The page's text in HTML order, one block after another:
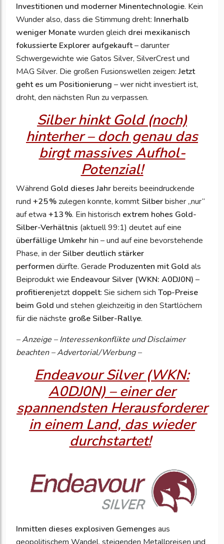
Investitionen und moderner Minentechnologie. Kein
Wunder also, dass die Stimmung dreht: Innerhalb
weniger Monatewurden gleich drei mexikanisch
fokussierte Explorer aufgekauft– darunter
Schwergewichte wie Gatos Silver, SilverCrest und
MAG Silver. Die großen Fusionswellen zeigen:Jetzt
geht es um Positionierung – wer nicht investiert ist,
droht, den nächsten Run zu verpassen.
Silber hinkt Gold (noch)
hinterher – doch genau das
birgt massives Aufhol-
Potenzial!
Während Gold dieses Jahrbereits beeindruckende
rund +25 %zulegen konnte, kommt Silberbisher „nur“
auf etwa +13 %. Ein historisch extrem hohes Gold-
Silber-Verhältnis (aktuell 99:1) deutet auf eine
überfällige Umkehrhin – und auf eine bevorstehende
Phase, in der Silber deutlich stärker
performen dürfte. Gerade Produzenten mit Gold als
Beiprodukt wie Endeavour Silver (WKN: A0DJ0N) –
profitierenjetzt doppelt: Sie sichern sich Top-Preise
beim Gold und stehen gleichzeitig in den Startlöchern
für die nächste große Silber-Rallye.
– Anzeige – Interessenkonflikte und Disclaimer
beachten – Advertorial/Werbung –
Endeavour Silver (WKN:
A0DJ0N) – einer der
spannendsten Herausforderer
in einem Land, das wieder
durchstartet!
Inmitten dieses explosiven Gemenges aus